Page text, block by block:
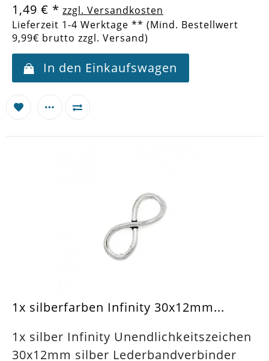
1,49 € * zzgl. Versandkosten
Lieferzeit 1-4 Werktage ** (Mind. Bestellwert
9,99€ brutto zzgl. Versand)
In den Einkaufswagen
1x silberfarben Infinity 30x12mm...
1x silber Infinity Unendlichkeitszeichen
30x12mm silber Lederbandverbinder